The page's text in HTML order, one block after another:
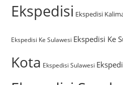
Ekspedisi Ekspedisi
Ekspedisi Ke Sulawesi Ekspedisi Ke
Kota Ekspedisi Sulawesi